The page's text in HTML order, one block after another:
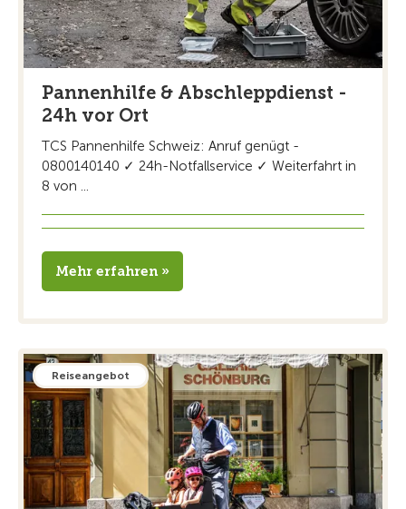
Pannenhilfe & Abschleppdienst -
24h vor Ort
TCS Pannenhilfe Schweiz: Anruf genügt -
0800140140 ✓ 24h-Notfallservice ✓ Weiterfahrt in
8 von ...
Mehr erfahren »
Reiseangebot